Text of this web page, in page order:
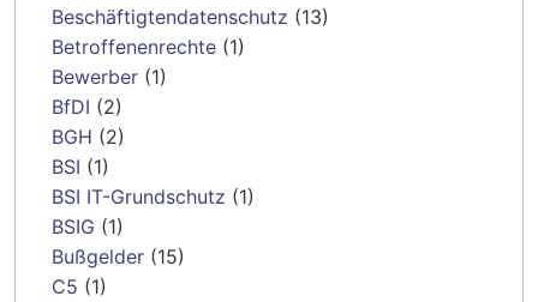
Beschäftigtendatenschutz (13)
Betroffenenrechte (1)
Bewerber (1)
BfDI (2)
BGH (2)
BSI (1)
BSI IT-Grundschutz (1)
BSIG (1)
Bußgelder (15)
C5 (1)